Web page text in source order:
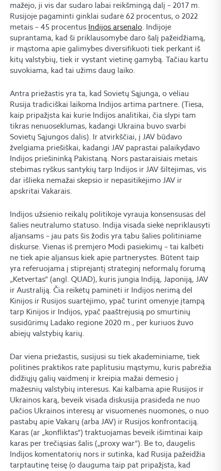
mažėjo, ji vis dar sudaro labai reikšmingą dalį – 2017 m.
Rusijoje pagaminti ginklai sudarė 62 procentus, o 2022
metais – 45 procentus Indijos arsenalo. Indijoje
suprantama, kad ši priklausomybė daro šalį pažeidžiamą,
ir mąstoma apie galimybes diversifikuoti tiek perkant iš
kitų valstybių, tiek ir vystant vietinę gamybą. Tačiau kartu
suvokiama, kad tai užims daug laiko.
Antra priežastis yra ta, kad Sovietų Sąjunga, o vėliau
Rusija tradiciškai laikoma Indijos artima partnere. (Tiesa,
kaip pripažįsta kai kurie Indijos analitikai, čia slypi tam
tikras nenuoseklumas, kadangi Ukraina buvo svarbi
Sovietų Sąjungos dalis). Ir atvirkščiai, į JAV būdavo
žvelgiama priešiškai, kadangi JAV paprastai palaikydavo
Indijos priešininką Pakistaną. Nors pastaraisiais metais
stebimas ryškus santykių tarp Indijos ir JAV šiltėjimas, vis
dar išlieka nemažai skepsio ir nepasitikėjimo JAV ir
apskritai Vakarais.
Indijos užsienio reikalų politikoje vyrauja konsensusas dėl
šalies neutralumo statuso. Indija visada siekė nepriklausyti
aljansams – jau pats šis žodis yra tabu šalies politiniame
diskurse. Vienas iš premjero Modi pasiekimų – tai kalbėti
ne tiek apie aljansus kiek apie partnerystes. Būtent taip
yra referuojama į stiprėjantį strateginį neformalų forumą
„Ketvertas“ (angl. QUAD), kuris jungia Indiją, Japoniją, JAV
ir Australiją. Čia reikėtų paminėti ir Indijos nerimą dėl
Kinijos ir Rusijos suartėjimo, ypač turint omenyje įtampą
tarp Kinijos ir Indijos, ypač paaštrėjusią po smurtinių
susidūrimų Ladako regione 2020 m., per kuriuos žuvo
abiejų valstybių karių.
Dar viena priežastis, susijusi su tiek akademiniame, tiek
politinės praktikos rate paplitusiu mąstymu, kuris pabrėžia
didžiųjų galių vaidmenį ir kreipia mažai dėmesio į
mažesnių valstybių interesus. Kai kalbama apie Rusijos ir
Ukrainos karą, beveik visada diskusija prasideda ne nuo
pačios Ukrainos interesų ar visuomenės nuomonės, o nuo
pastabų apie Vakarų (arba JAV) ir Rusijos konfrontaciją.
Karas (ar „konfliktas“) traktuojamas beveik išimtinai kaip
karas per trečiąsias šalis („proxy war“). Be to, daugelis
Indijos komentatorių nors ir sutinka, kad Rusija pažeidžia
tarptautinę teisę (o dauguma taip pat pripažįsta, kad